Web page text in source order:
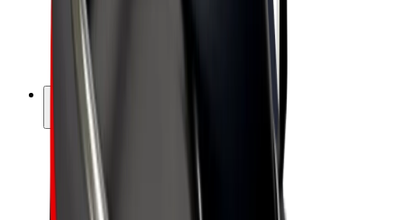
Biznes üçün Bolt
Elektrikli velosipedlər
Bolt Plus
Bolt ilə pul qazanın
Sürücülər
Sürücü qazancı
Kuryerlər